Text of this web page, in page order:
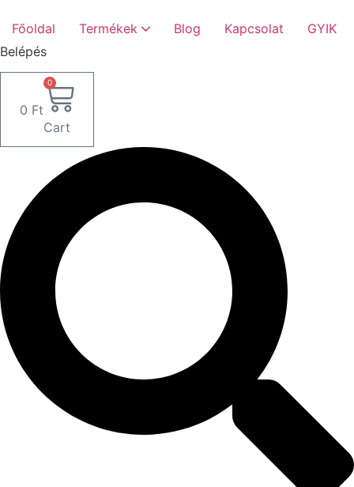
tartalomhoz
Főoldal Termékek Blog Kapcsolat
GYIK
Belépés
0 Ft
0
Cart